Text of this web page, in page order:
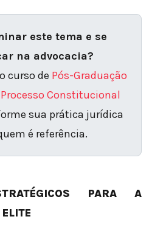
este tema e se
na advocacia?
curso de Pós-Graduação
Constitucional
sua prática jurídica
é referência.
PARA A